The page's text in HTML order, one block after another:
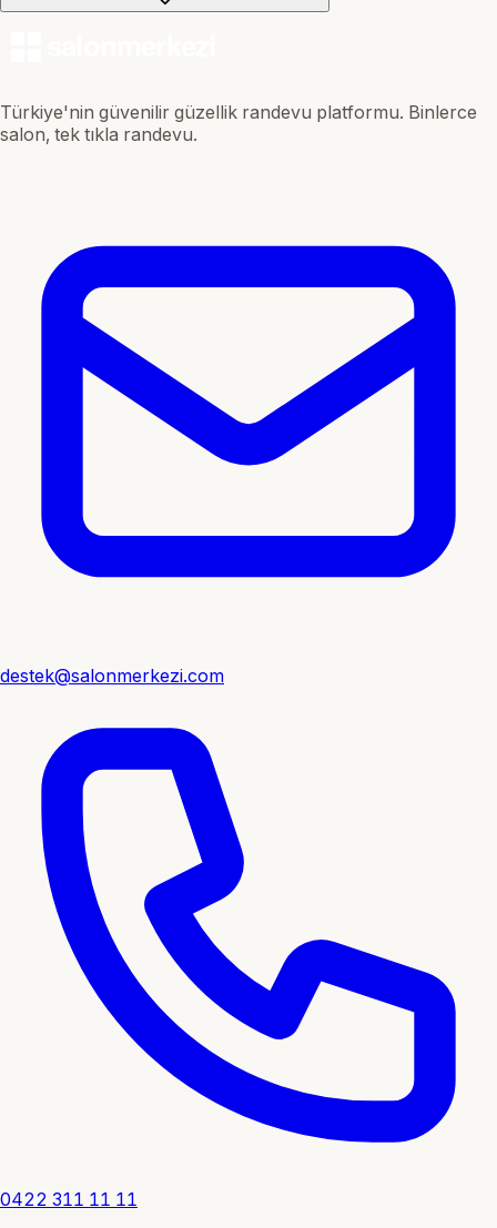
Türkiye'nin güvenilir güzellik randevu platformu. Binlerce
salon, tek tıkla randevu.
destek@salonmerkezi.com
0422 311 11 11